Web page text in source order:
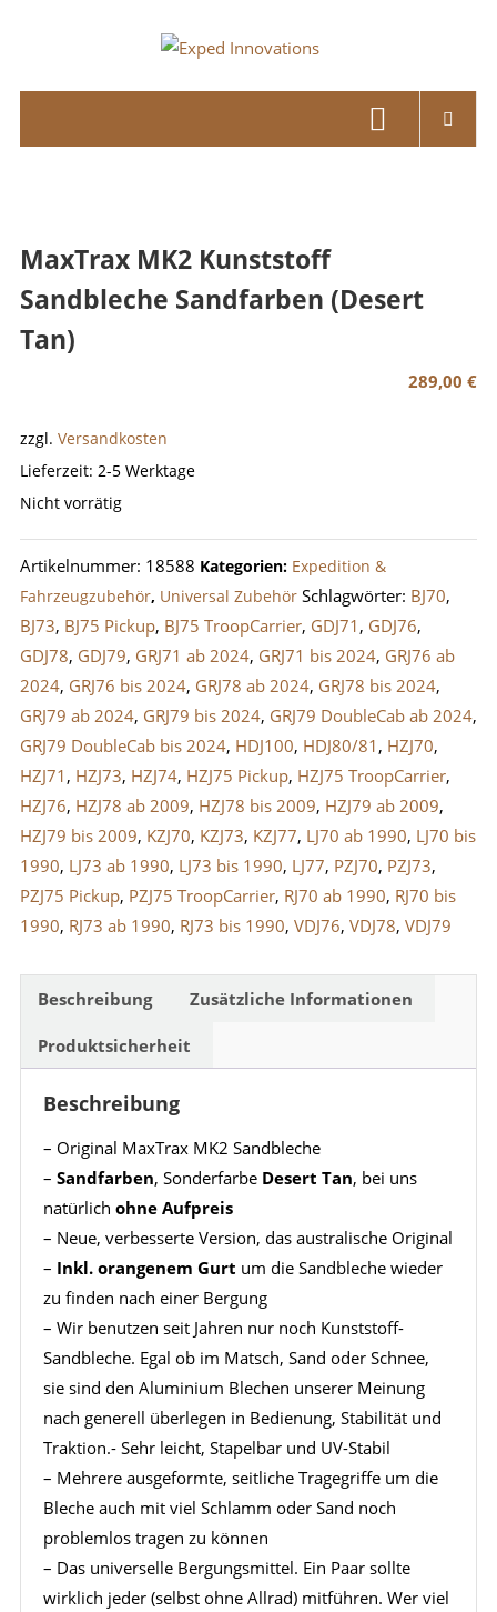
Exped
Adventure
MaxTrax MK2 Kunststoff
Sandbleche Sandfarben (Desert
Tan)
289,00€
zzgl. Versandkosten
Lieferzeit: 2-5 Werktage
Nicht vorrätig
Artikelnummer: 18588 Kategorien: Expedition &
Fahrzeugzubehör, Universal Zubehör Schlagwörter: BJ70,
BJ73, BJ75 Pickup, BJ75 TroopCarrier, GDJ71 , GDJ76,
GDJ78, GDJ79, GRJ71 ab 2024, GRJ71 bis 2024, GRJ76 ab
2024, GRJ76 bis 2024, GRJ78 ab 2024, GRJ78 bis 2024,
GRJ79 ab 2024, GRJ79 bis 2024, GRJ79 DoubleCab ab 2024,
GRJ79 DoubleCab bis 2024, HDJ100, HDJ80/81 , HZJ70,
HZJ71 , HZJ73, HZJ74, HZJ75 Pickup, HZJ75 TroopCarrier,
HZJ76, HZJ78 ab 2009, HZJ78 bis 2009, HZJ79 ab 2009,
HZJ79 bis 2009, KZJ70, KZJ73, KZJ77, LJ70 ab 1990, LJ70 bis
1990, LJ73 ab 1990, LJ73 bis 1990, LJ77, PZJ70, PZJ73,
PZJ75 Pickup, PZJ75 TroopCarrier, RJ70 ab 1990, RJ70 bis
1990, RJ73 ab 1990, RJ73 bis 1990, VDJ76, VDJ78, VDJ79
Beschreibung Zusätzliche Informationen
Produktsicherheit
Beschreibung
– Original MaxTrax MK2 Sandbleche
– Sandfarben, Sonderfarbe Desert Tan, bei uns
natürlich ohne Aufpreis
– Neue, verbesserte Version, das australische Original
– Inkl. orangenem Gurt um die Sandbleche wieder
zu finden nach einer Bergung
– Wir benutzen seit Jahren nur noch Kunststoff-
Sandbleche. Egal ob im Matsch, Sand oder Schnee,
sie sind den Aluminium Blechen unserer Meinung
nach generell überlegen in Bedienung, Stabilität und
Traktion.- Sehr leicht, Stapelbar und UV-Stabil
– Mehrere ausgeformte, seitliche Tragegriffe um die
Bleche auch mit viel Schlamm oder Sand noch
problemlos tragen zu können
– Das universelle Bergungsmittel. Ein Paar sollte
wirklich jeder (selbst ohne Allrad) mitführen. Wer viel